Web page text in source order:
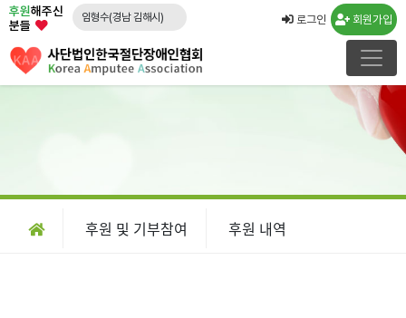
후원해주신
분들
임형수(경남 김해시)
문승영(강원 속초시)
김도영(경북 포항시)
류민우(경남 양산시)
로그인 회원가입
후원 및 기부참여 후원 내역